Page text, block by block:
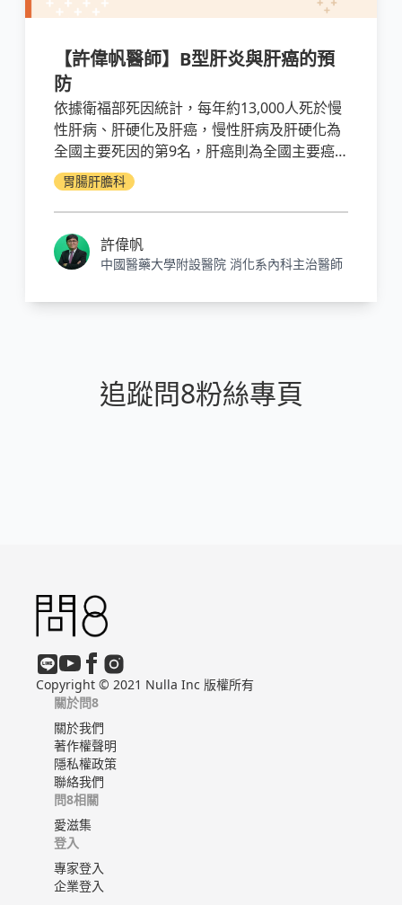
【許偉帆醫師】B型肝炎與肝癌的預
防
依據衛福部死因統計，每年約13,000人死於慢
性肝病、肝硬化及肝癌，慢性肝病及肝硬化為
全國主要死因的第9名，肝癌則為全國主要癌
症死因的第2名。國人慢性肝病、肝硬化及肝
癌主要肇因於酒精、B型肝炎及C型肝炎；據調
查，死於肝癌的患者中，約有70%有B型肝炎
感染。
胃腸肝膽科
許偉帆
中國醫藥大學附設醫院 消化系內科主治醫師
追蹤問8粉絲專頁
Copyright © 2021 Nulla Inc 版權所有
關於問8
關於我們
著作權聲明
隱私權政策
聯絡我們
問8相關
愛滋集
登入
專家登入
企業登入